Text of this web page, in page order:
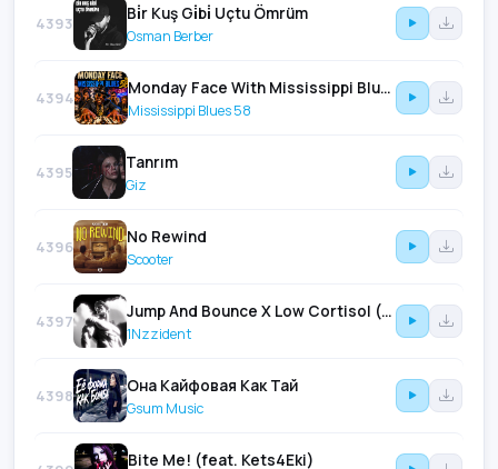
4393
Bi̇r Kuş Gi̇bi̇ Uçtu Ömrüm
Osman Berber
4394
Monday Face With Mississippi Blues 58
Mississippi Blues 58
4395
Tanrım
Giz
4396
No Rewind
Scooter
4397
Jump And Bounce X Low Cortisol (feat. Home4Circus)
1Nzzident
4398
Она Кайфовая Как Тай
Gsum Music
Bite Me! (feat. Kets4Eki)